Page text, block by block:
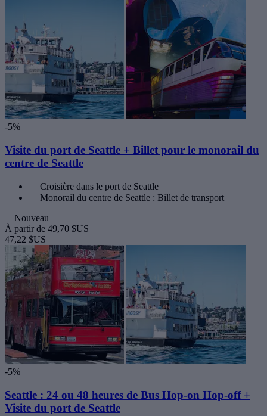
-5%
Visite du port de Seattle + Billet pour le monorail du
centre de Seattle
Croisière dans le port de Seattle
Monorail du centre de Seattle : Billet de transport
Nouveau
À partir de 49,70 $US
47,22 $US
-5%
Seattle : 24 ou 48 heures de Bus Hop-on Hop-off +
Visite du port de Seattle